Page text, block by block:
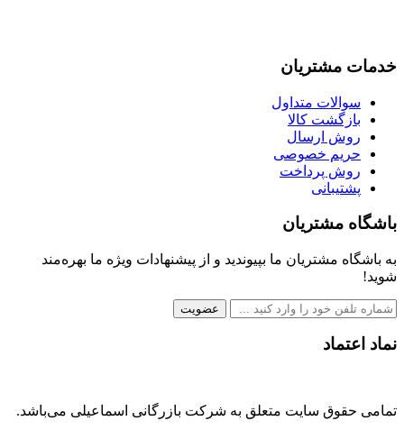
خدمات مشتریان
سوالات متداول
بازگشت کالا
روش ارسال
حریم خصوصی
روش پرداخت
پشتیبانی
باشگاه مشتریان
به باشگاه مشتریان ما بپیوندید و از پیشنهادات ویژه ما بهره‌مند
شوید!
عضویت
نماد اعتماد
تمامی حقوق سایت متعلق به شرکت بازرگانی اسماعیلی می‌باشد.